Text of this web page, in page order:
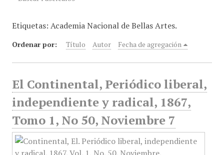
Etiquetas: Academia Nacional de Bellas Artes.
Ordenar por: Título Autor Fecha de agregación
El Continental, Periódico liberal,
independiente y radical, 1867,
Tomo 1, No 50, Noviembre 7